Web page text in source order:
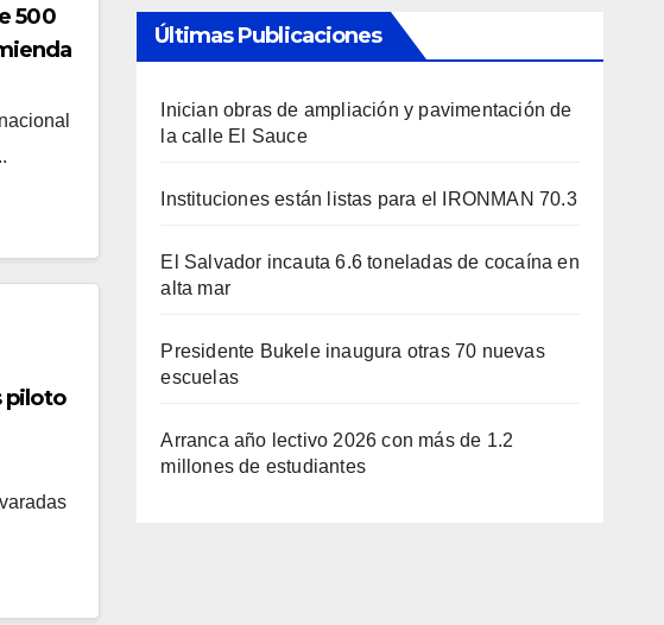
500
piloto
Últimas Publicaciones
Inician obras de ampliación y pavimentación de
la calle El Sauce
Instituciones están listas para el IRONMAN 70.3
El Salvador incauta 6.6 toneladas de cocaína en
alta mar
Presidente Bukele inaugura otras 70 nuevas
escuelas
Arranca año lectivo 2026 con más de 1.2
millones de estudiantes